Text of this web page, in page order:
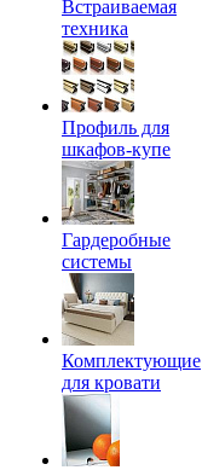
Встраиваемая
техника
Профиль для
шкафов-купе
Гардеробные
системы
Комплектующие
для кровати